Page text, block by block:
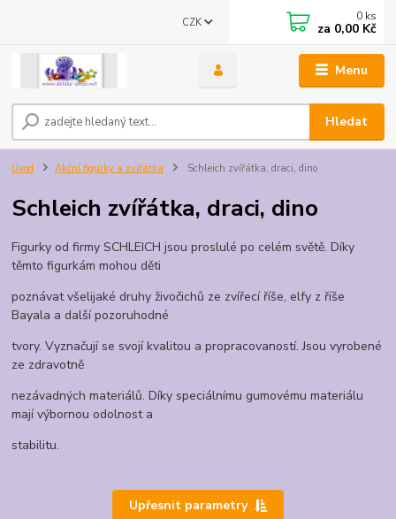
Menu
CZK
Hledat
0 ks
za 0,00 Kč
Úvod Akční figurky a zvířátka Schleich zvířátka, draci, dino
Schleich zvířátka, draci, dino
Figurky od firmy SCHLEICH jsou proslulé po celém světě. Díky
těmto figurkám mohou děti
poznávat všelijaké druhy živočichů ze zvířecí říše, elfy z říše
Bayala a další pozoruhodné
tvory. Vyznačují se svojí kvalitou a propracovaností. Jsou vyrobené
ze zdravotně
nezávadných materiálů. Díky speciálnímu gumovému materiálu
mají výbornou odolnost a
stabilitu.
Upřesnit parametry